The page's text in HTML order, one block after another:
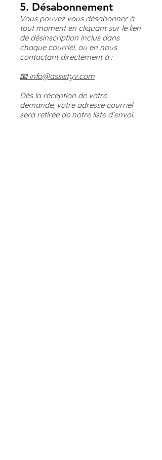
5. Désabonnement
Vous pouvez vous désabonner à
tout moment en cliquant sur le lien
de désinscription inclus dans
chaque courriel, ou en nous
contactant directement à :
📧 info@assistyv.com
Dès la réception de votre
demande, votre adresse courriel
sera retirée de notre liste d’envoi.